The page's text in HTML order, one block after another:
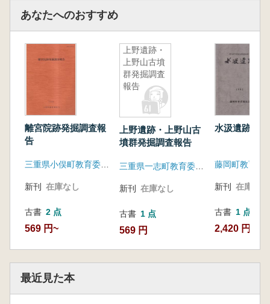
あなたへのおすすめ
離宮院跡発掘調査報
告
新刊 在庫なし
古書 2 点
569 円~
上野遺跡・
上野山古墳
群発掘調査
報告
上野遺跡・上野山古
墳群発掘調査報告
新刊 在庫なし
古書 1 点
569 円
水汲遺跡
藤岡町教育委
新刊 在庫なし
古書 1 点
2,420 円
最近見た本